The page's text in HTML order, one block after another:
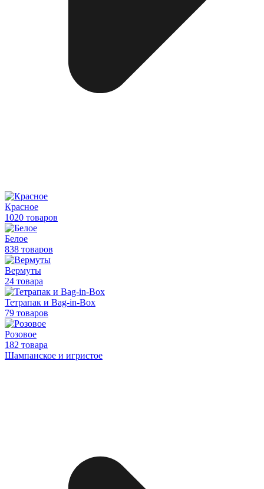
Красное
1020 товаров
Белое
838 товаров
Вермуты
24 товара
Тетрапак и Bag-in-Box
79 товаров
Розовое
182 товара
Шампанское и игристое